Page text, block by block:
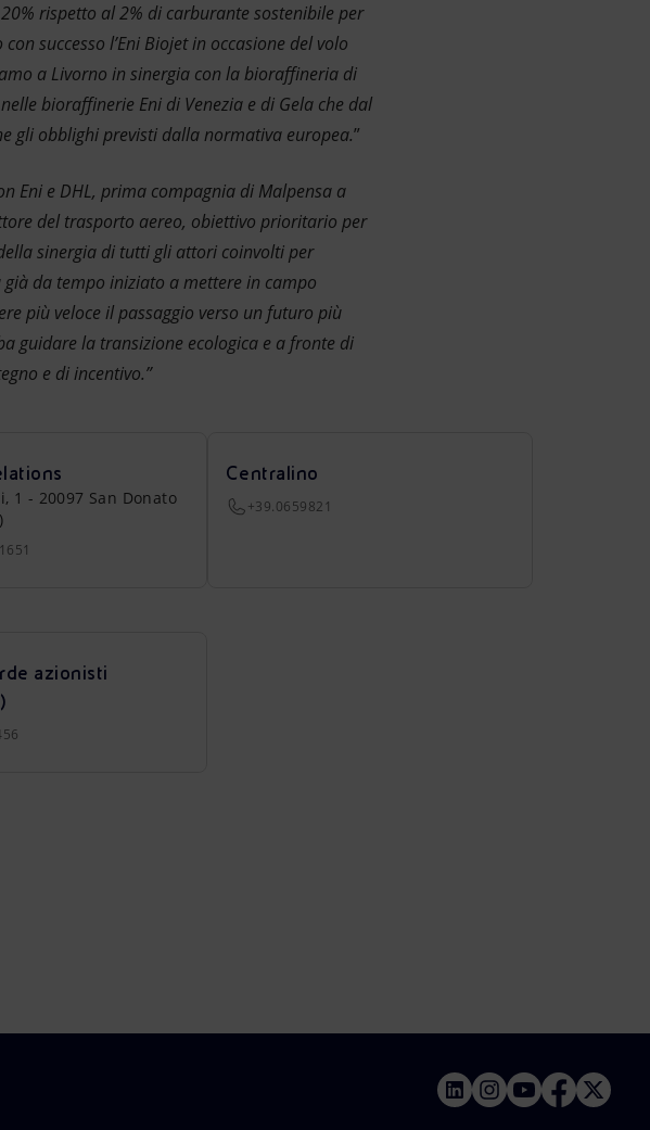
rispetto al 2% di carburante sostenibile per
successo l’Eni Biojet in occasione del volo
a Livorno in sinergia con la bioraffineria di
bioraffinerie Eni di Venezia e di Gela che dal
gli obblighi previsti dalla normativa europea.”
Eni e DHL, prima compagnia di Malpensa a
del trasporto aereo, obiettivo prioritario per
sinergia di tutti gli attori coinvolti per
già da tempo iniziato a mettere in campo
più veloce il passaggio verso un futuro più
guidare la transizione ecologica e a fronte di
e di incentivo.”
1 - 20097 San Donato
Centralino
+39.0659821
azionisti